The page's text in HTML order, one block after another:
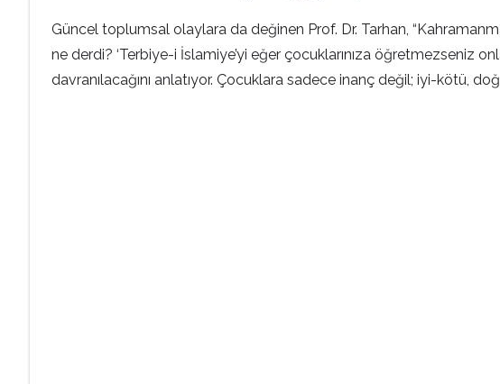
Güncel toplumsal olaylara da değinen Prof. Dr. Tarhan,
ne derdi? ‘Terbiye-i İslamiye’yi eğer çocuklarınıza öğretmezseniz
davranılacağını anlatıyor. Çocuklara sadece inanç değil; iyi-kötü,